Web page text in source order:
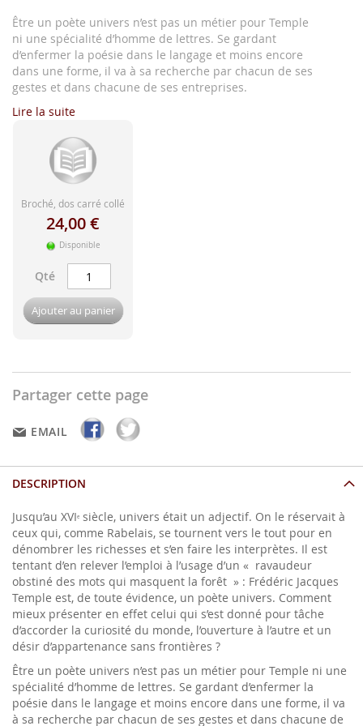
Être un poète univers n’est pas un métier pour Temple
ni une spécialité d’homme de lettres. Se gardant
d’enfermer la poésie dans le langage et moins encore
dans une forme, il va à sa recherche par chacun de ses
gestes et dans chacune de ses entreprises.
Lire la suite
Broché, dos carré collé
24,00 €
Disponible
Qté
Ajouter au panier
Partager cette page
EMAIL
DESCRIPTION
Jusqu’au XVIe siècle, univers était un adjectif. On le réservait à
ceux qui, comme Rabelais, se tournent vers le tout pour en
dénombrer les richesses et s’en faire les interprètes. Il est
tentant d’en relever l’emploi à l’usage d’un « ravaudeur
obstiné des mots qui masquent la forêt » : Frédéric Jacques
Temple est, de toute évidence, un poète univers. Comment
mieux présenter en effet celui qui s’est donné pour tâche
d’accorder la curiosité du monde, l’ouverture à l’autre et un
désir d’appartenance sans frontières ?
Être un poète univers n’est pas un métier pour Temple ni une
spécialité d’homme de lettres. Se gardant d’enfermer la
poésie dans le langage et moins encore dans une forme, il va
à sa recherche par chacun de ses gestes et dans chacune de